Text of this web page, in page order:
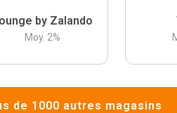
by Zalando
Moy. 2%
de 1000 autres magasins